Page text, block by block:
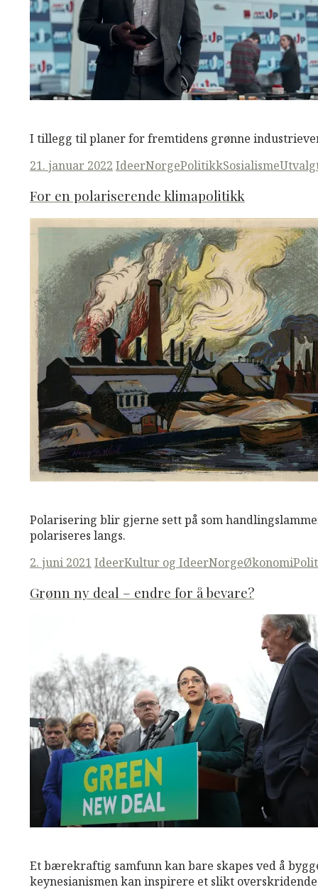
I tillegg til planer for fremtidens grønne
Posted
21. januar 2022 IdeerNorgePolitikkSosialisme
For en polariserende klimapolitikk
Polarisering blir gjerne sett på som
polariseres langs.
Posted
2. juni 2021 IdeerKultur og IdeerNorgeØkonomi
Grønn ny deal – endre for å bevare?
Et bærekraftig samfunn kan bare skapes ved å
keynesianismen kan inspirere et slikt